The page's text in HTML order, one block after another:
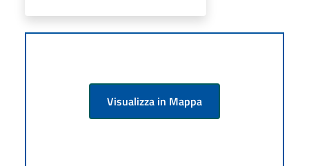
Visualizza in Mappa